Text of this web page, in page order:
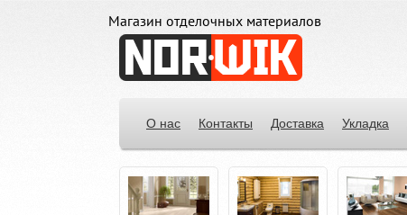
Магазин отделочных материалов
О нас Контакты Доставка Укладка